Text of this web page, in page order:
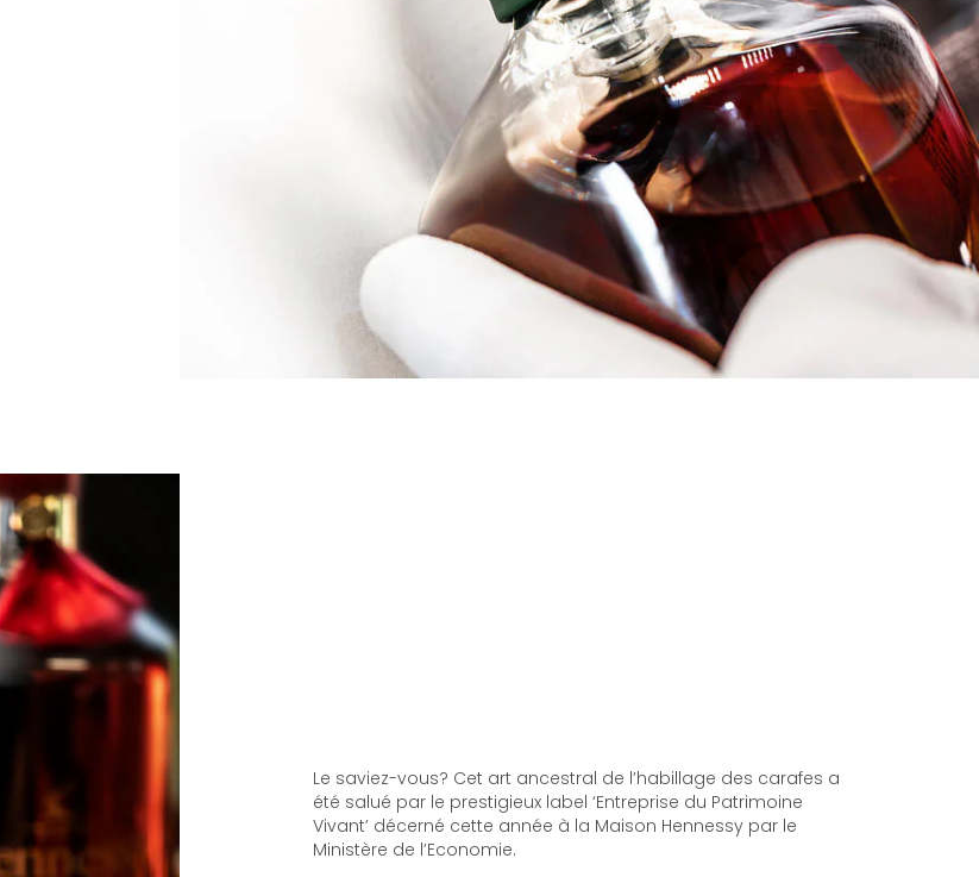
Le saviez-vous? Cet art ancestral de l’habillage des carafes a
été salué par le prestigieux label ‘Entreprise du Patrimoine
Vivant’ décerné cette année à la Maison Hennessy par le
Ministère de l’Economie.